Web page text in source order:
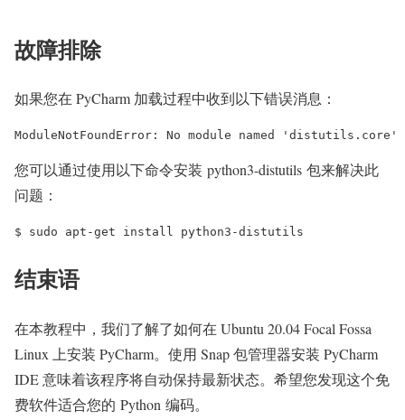
故障排除
如果您在 PyCharm 加载过程中收到以下错误消息：
您可以通过使用以下命令安装 python3-distutils 包来解决此
问题：
结束语
在本教程中，我们了解了如何在 Ubuntu 20.04 Focal Fossa
Linux 上安装 PyCharm。使用 Snap 包管理器安装 PyCharm
IDE 意味着该程序将自动保持最新状态。希望您发现这个免
费软件适合您的 Python 编码。